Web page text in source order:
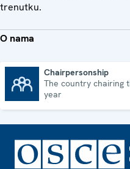
trenutku.
O nama
Chairpersonship
The country chairing
year